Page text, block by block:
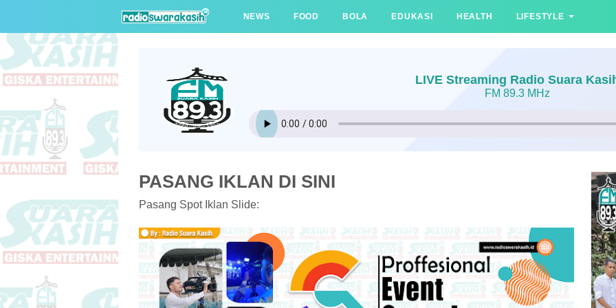
NEWS FOOD BOLA EDUKASI HEALTH LIFESTYLE
LIVE Streaming Radio Suara
FM 89.3 MHz
PASANG IKLAN DI SINI
Pasang Spot Iklan Slide: